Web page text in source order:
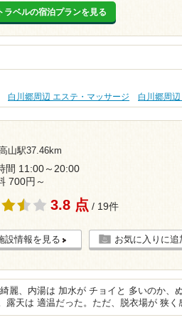
ラベルの宿泊プランを見る
白川郷周辺 エステ・マッサージ 白川郷周
高山駅37.46km
間 11:00～20:00
700円～
3.8 点 / 19件
設情報を見る お気に入りに追
麗、内湯は 加水が チョイと 多いのか、
露天は 適温だった。ただ、脱衣場が 狭く